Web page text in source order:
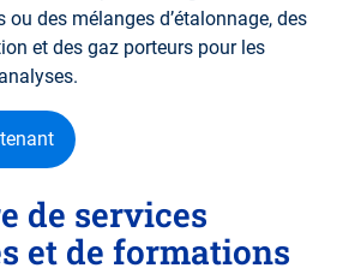
ou des mélanges d’étalonnage, des
et des gaz porteurs pour les
de services
et de formations